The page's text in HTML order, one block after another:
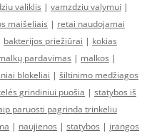
valiklis | vamzdziu valymui |
maišeliais | retai naudojamai
bakterijos priežiūrai | kokias
pardavimas | malkos |
blokeliai | šiltinimo medžiagos
grindiniui puošia | statybos iš
paruosti pagrinda trinkeliu
| naujienos | statybos | įrangos